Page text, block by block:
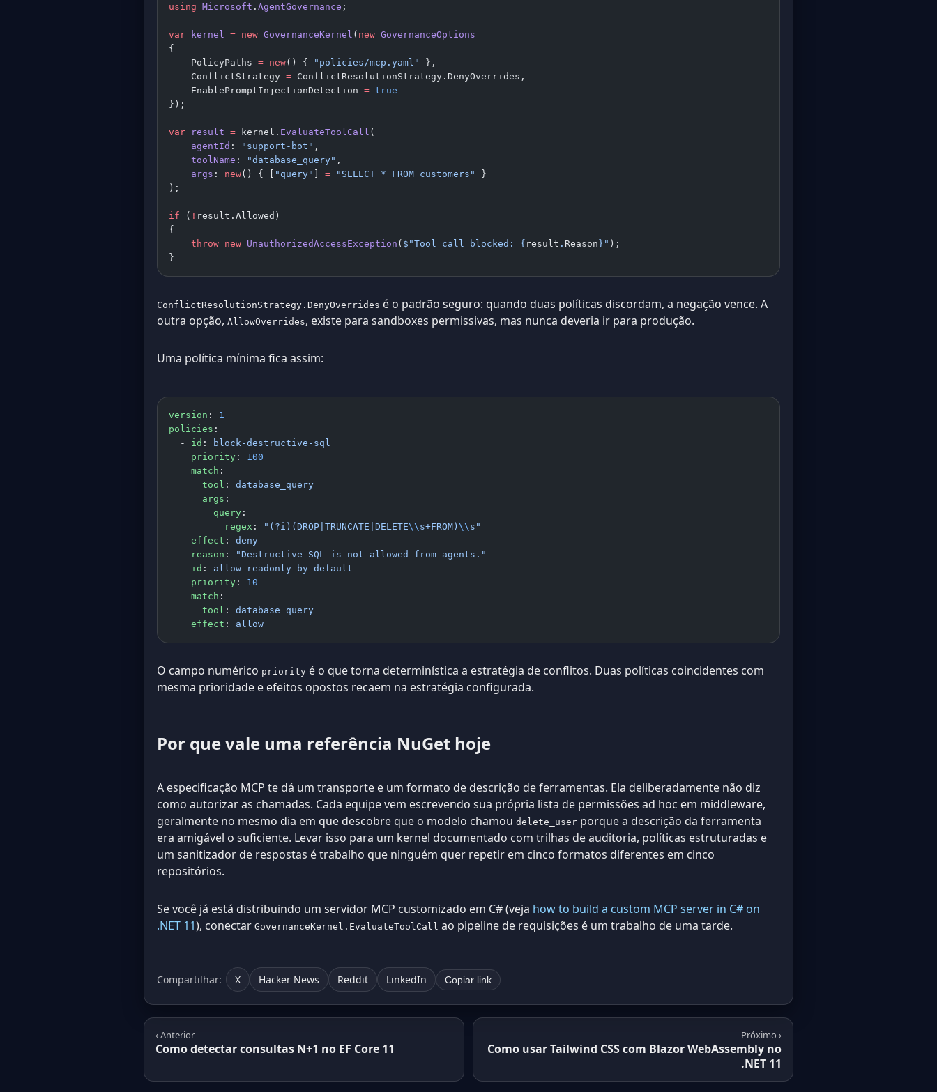
using Microsoft . AgentGovernance ;
var kernel = new GovernanceKernel ( new GovernanceOptions
{
    PolicyPaths
= new() { "policies/mcp.yaml"
},
    ConflictStrategy
= ConflictResolutionStrategy.DenyOverrides,
    EnablePromptInjectionDetection
= true
});
var result = kernel. EvaluateToolCall (
    agentId
: "support-bot" ,
    toolName
: "database_query" ,
    args
: new() { [ "query" ] = "SELECT * FROM customers"
}
);
if ( ! result.Allowed)
{
    throw
new UnauthorizedAccessException ( $"Tool call blocked: { result . Reason} " );
}
ConflictResolutionStrategy.DenyOverrides é o padrão seguro: quando duas políticas discordam, a negação vence. A
outra opção, AllowOverrides, existe para sandboxes permissivas, mas nunca deveria ir para produção.
Uma política mínima fica assim:
version : 1
policies :
  -
id :
block-destructive-sql
    priority
: 100
    match
:
      tool
: database_query
      args
:
        query
:
          regex
: "(?i)(DROP|TRUNCATE|DELETE\\ s+FROM) \\ s"
    effect
: deny
    reason
:
"Destructive SQL is not allowed from agents."
  -
id : allow-readonly-by-default
    priority
: 10
    match
:
      tool
: database_query
    effect
: allow
O campo numérico priority é o que torna determinística a estratégia de conflitos. Duas políticas coincidentes com
mesma prioridade e efeitos opostos recaem na estratégia configurada.
Por que vale uma referência NuGet hoje
A especificação MCP te dá um transporte e um formato de descrição de ferramentas. Ela deliberadamente não diz
como autorizar as chamadas. Cada equipe vem escrevendo sua própria lista de permissões ad hoc em middleware,
geralmente no mesmo dia em que descobre que o modelo chamou delete_user porque a descrição da ferramenta
era amigável o suficiente. Levar isso para um kernel documentado com trilhas de auditoria, políticas estruturadas e
um sanitizador de respostas é trabalho que ninguém quer repetir em cinco formatos diferentes em cinco
repositórios.
Se você já está distribuindo um servidor MCP customizado em C# (veja how to build a custom MCP server in C# on
.NET 11), conectar GovernanceKernel.EvaluateToolCall ao pipeline de requisições é um trabalho de uma tarde.
Compartilhar: X Hacker News Reddit LinkedIn Copiar link
‹ Anterior
Como detectar consultas N+1 no EF Core 11
Próximo ›
Como usar Tailwind CSS com Blazor WebAssembly no
.NET 11